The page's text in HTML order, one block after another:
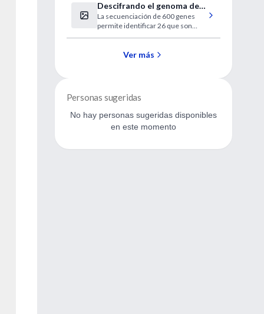
curso PHTLS que se dictará los
días 29 y 30 de octubre.
Descifrando el genoma del
cáncer de pulmón
La secuenciación de 600 genes
permite identificar 26 que son
con la aparición de tumores.
Ver más
Personas sugeridas
No hay personas sugeridas disponibles
en este momento